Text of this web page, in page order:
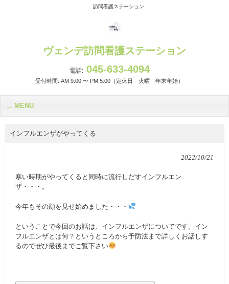
訪問看護ステーション
ヴェンデ訪問看護ステーション
電話:045-633-4094
受付時間: AM 9:00 〜 PM 5:00（定休日 火曜 年末年始）
MENU
インフルエンザがやってくる
2022/10/21
寒い時期がやってくると同時に流行しだすインフルエン
ザ・・・。
今年もその顔を見せ始めました・・・
ということで今回のお話は、インフルエンザについてです。イン
フルエンザとは何？というところから予防法まで詳しくお話しす
るのでぜひ最後までご覧下さい